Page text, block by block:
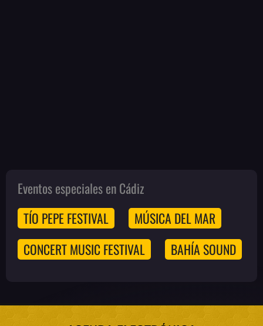
Eventos especiales en Cádiz
TÍO PEPE FESTIVAL
MÚSICA DEL MAR
CONCERT MUSIC FESTIVAL
BAHÍA SOUND